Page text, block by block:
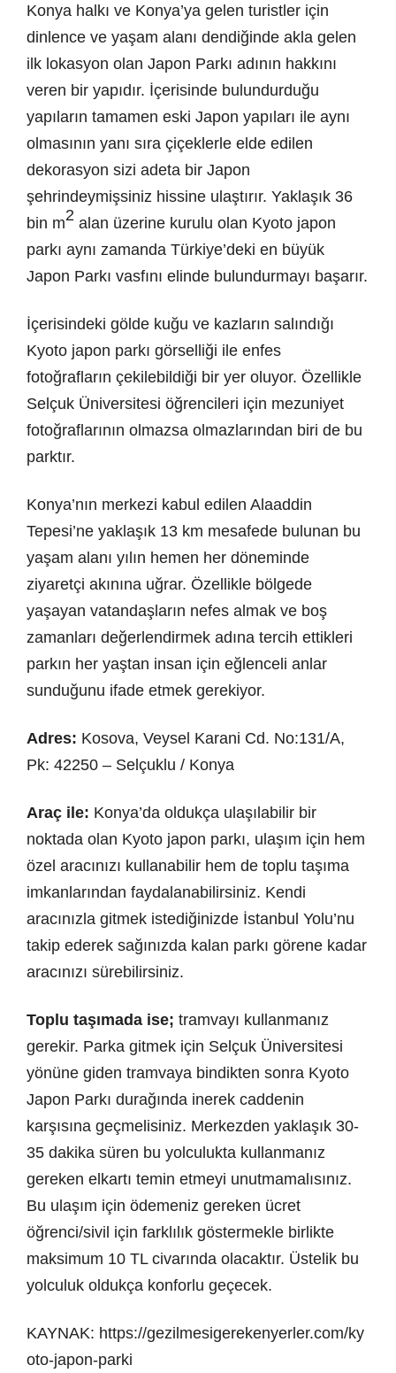
Konya halkı ve Konya’ya gelen turistler için
dinlence ve yaşam alanı dendiğinde akla gelen
ilk lokasyon olan Japon Parkı adının hakkını
veren bir yapıdır. İçerisinde bulundurduğu
yapıların tamamen eski Japon yapıları ile aynı
olmasının yanı sıra çiçeklerle elde edilen
dekorasyon sizi adeta bir Japon
şehrindeymişsiniz hissine ulaştırır. Yaklaşık 36
bin m2 alan üzerine kurulu olan Kyoto japon
parkı aynı zamanda Türkiye’deki en büyük
Japon Parkı vasfını elinde bulundurmayı başarır.
İçerisindeki gölde kuğu ve kazların salındığı
Kyoto japon parkı görselliği ile enfes
fotoğrafların çekilebildiği bir yer oluyor. Özellikle
Selçuk Üniversitesi öğrencileri için mezuniyet
fotoğraflarının olmazsa olmazlarından biri de bu
parktır.
Konya’nın merkezi kabul edilen Alaaddin
Tepesi’ne yaklaşık 13 km mesafede bulunan bu
yaşam alanı yılın hemen her döneminde
ziyaretçi akınına uğrar. Özellikle bölgede
yaşayan vatandaşların nefes almak ve boş
zamanları değerlendirmek adına tercih ettikleri
parkın her yaştan insan için eğlenceli anlar
sunduğunu ifade etmek gerekiyor.
Adres: Kosova, Veysel Karani Cd. No:131/A,
Pk: 42250 – Selçuklu / Konya
Araç ile: Konya’da oldukça ulaşılabilir bir
noktada olan Kyoto japon parkı, ulaşım için hem
özel aracınızı kullanabilir hem de toplu taşıma
imkanlarından faydalanabilirsiniz. Kendi
aracınızla gitmek istediğinizde İstanbul Yolu’nu
takip ederek sağınızda kalan parkı görene kadar
aracınızı sürebilirsiniz.
Toplu taşımada ise; tramvayı kullanmanız
gerekir. Parka gitmek için Selçuk Üniversitesi
yönüne giden tramvaya bindikten sonra Kyoto
Japon Parkı durağında inerek caddenin
karşısına geçmelisiniz. Merkezden yaklaşık 30-
35 dakika süren bu yolculukta kullanmanız
gereken elkartı temin etmeyi unutmamalısınız.
Bu ulaşım için ödemeniz gereken ücret
öğrenci/sivil için farklılık göstermekle birlikte
maksimum 10 TL civarında olacaktır. Üstelik bu
yolculuk oldukça konforlu geçecek.
KAYNAK: https://gezilmesigerekenyerler.com/ky
oto-japon-parki